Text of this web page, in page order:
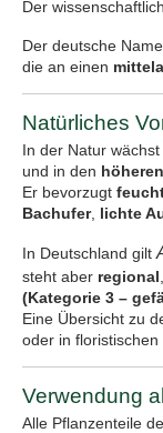
Der
Der deutsche
die an einen
Natürliches
In der Natur
und in den
Er bevorzugt
Bachufer, lichte
In Deutschland gilt
steht aber regional
(Kategorie 3 –
Eine Übersicht zu
oder in floristischen
Verwendung
Alle Pflanzenteile